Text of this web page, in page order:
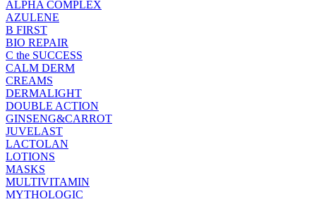
ALPHA COMPLEX
AZULENE
B FIRST
BIO REPAIR
C the SUCCESS
CALM DERM
CREAMS
DERMALIGHT
DOUBLE ACTION
GINSENG&CARROT
JUVELAST
LACTOLAN
LOTIONS
MASKS
MULTIVITAMIN
MYTHOLOGIC